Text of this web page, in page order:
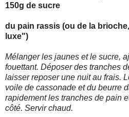
150g de sucre
du pain rassis (ou de la
luxe")
Mélanger les jaunes et le sucre,
fouettant. Déposer des tranches
laisser reposer une nuit au frais.
voile de cassonade et du beurre
rapidement les tranches de pain
côté. Servir chaud.